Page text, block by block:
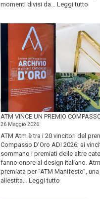
momenti divisi da… Leggi tutto
LA
SUA
PIÚ
ATM VINCE UN PREMIO
26 Maggio 2026
ATM Atm è tra i 20 vincitori del
Compasso D’Oro ADI 2026; ai
sommano i premiati delle altre
fanno onore al design italiano.
premiata per “ATM Manifesto”,
allestita… Leggi tutto